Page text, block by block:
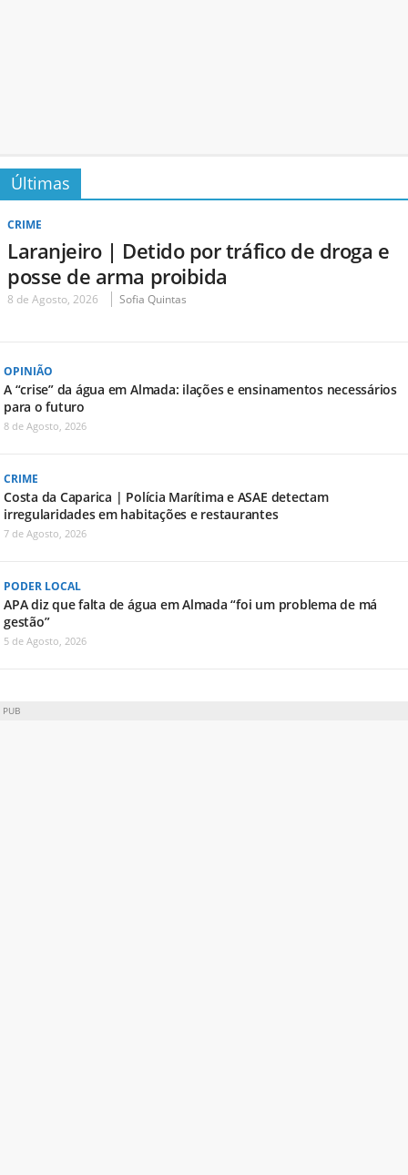
Últimas
CRIME
Laranjeiro | Detido por tráfico de droga e
posse de arma proibida
8 de Agosto, 2026 Sofia Quintas
OPINIÃO
A “crise” da água em Almada: ilações e ensinamentos necessários
para o futuro
8 de Agosto, 2026
CRIME
Costa da Caparica | Polícia Marítima e ASAE detectam
irregularidades em habitações e restaurantes
7 de Agosto, 2026
PODER LOCAL
APA diz que falta de água em Almada “foi um problema de má
gestão”
5 de Agosto, 2026
PUB